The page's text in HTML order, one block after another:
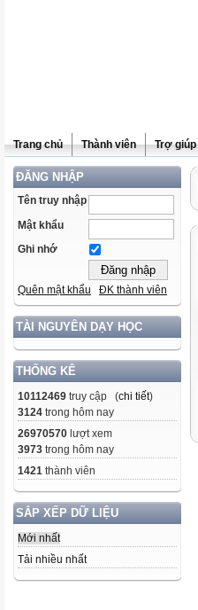
Trang chủ Thành viên Trợ giúp
ĐĂNG NHẬP
Tên truy nhập
Mật khẩu
Ghi nhớ
Quên mật khẩu ĐK thành viên
TÀI NGUYÊN DẠY HỌC
THỐNG KÊ
10112469 truy cập (chi tiết)
3124 trong hôm nay
26970570 lượt xem
3973 trong hôm nay
1421 thành viên
SẮP XẾP DỮ LIỆU
Mới nhất
Tải nhiều nhất